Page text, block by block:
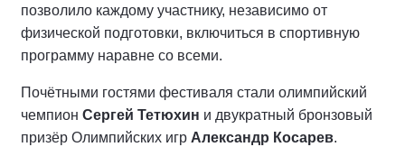
позволило каждому участнику, независимо от
физической подготовки, включиться в спортивную
программу наравне со всеми.
Почётными гостями фестиваля стали олимпийский
чемпион Сергей Тетюхин и двукратный бронзовый
призёр Олимпийских игр Александр Косарев.